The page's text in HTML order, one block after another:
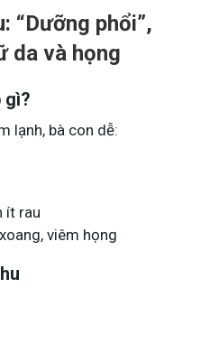
“Dưỡng phổi”,
da và họng
gì?
lạnh, bà con dễ:
ít rau
viêm họng